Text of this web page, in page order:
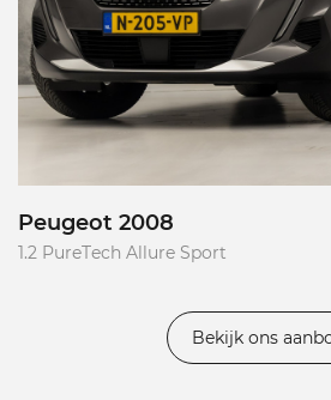
Peugeot 2008
1.2 PureTech Allure Sport
Bekijk ons